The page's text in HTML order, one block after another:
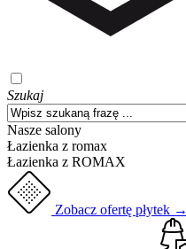
Szukaj
Nasze salony
Łazienka z romax
Łazienka z ROMAX
Zobacz ofertę płytek →